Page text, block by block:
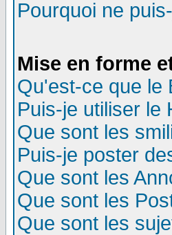
Pourquoi ne
Mise en forme
Qu'est-ce que le
Puis-je utiliser le
Que sont les
Puis-je poster
Que sont les
Que sont les
Que sont les